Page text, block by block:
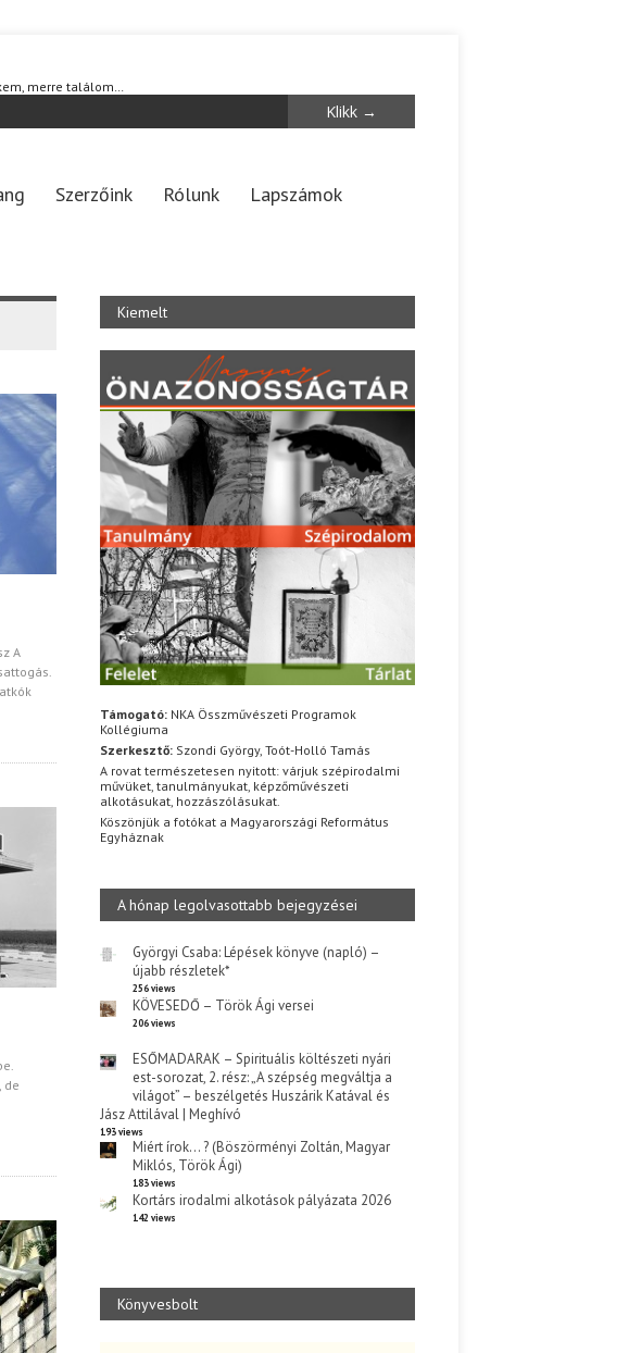
merre találom…
Szerzőink Rólunk
Lapszámok
A
de
Kiemelt
Támogató: NKA Összművészeti Programok
Kollégiuma
Szerkesztő: Szondi György, Toót-Holló Tamás
A rovat természetesen nyitott: várjuk szépirodalmi
művüket, tanulmányukat, képzőművészeti
alkotásukat, hozzászólásukat.
Köszönjük a fotókat a Magyarországi Református
Egyháznak
A hónap legolvasottabb bejegyzései
Györgyi Csaba: Lépések könyve (napló) –
újabb részletek*
256 views
KÖVESEDŐ – Török Ági versei
206 views
ESŐMADARAK – Spirituális költészeti nyári
est-sorozat, 2. rész: „A szépség megváltja a
világot” – beszélgetés Huszárik Katával és
Jász Attilával | Meghívó
193 views
Miért írok… ? (Böszörményi Zoltán, Magyar
Miklós, Török Ági)
183 views
Kortárs irodalmi alkotások pályázata 2026
142 views
Könyvesbolt